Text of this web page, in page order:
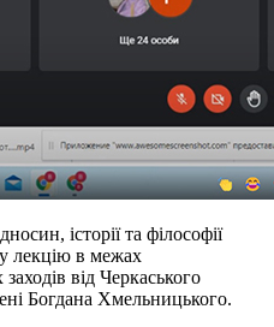
історії та філософії
лекцію в межах
від Черкаського
Богдана Хмельницького.